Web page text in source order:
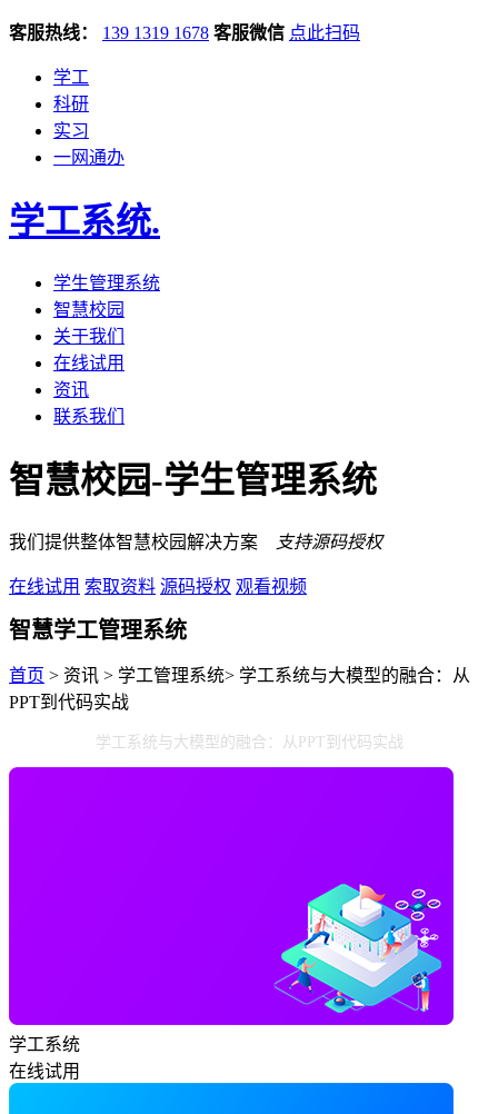
客服热线： 139 1319 1678 客服微信 点此扫码
学工
科研
实习
一网通办
学工系统.
学生管理系统
智慧校园
关于我们
在线试用
资讯
联系我们
智慧校园-学生管理系统
我们提供整体智慧校园解决方案 支持源码授权
在线试用 索取资料 源码授权 观看视频
智慧学工管理系统
首页 > 资讯 > 学工管理系统> 学工系统与大模型的融合：从
PPT到代码实战
学工系统与大模型的融合：从PPT到代码实战
学工系统
在线试用